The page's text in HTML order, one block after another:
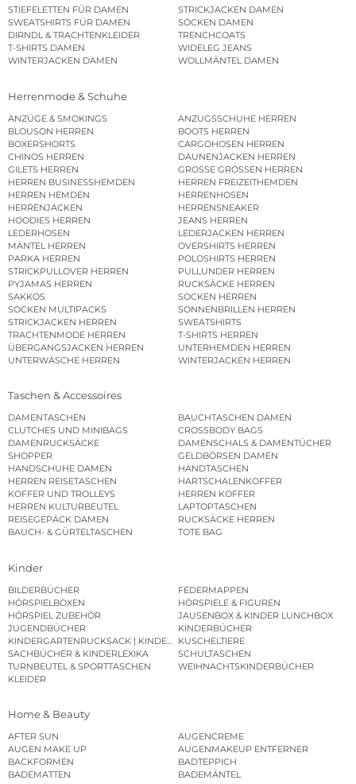
STIEFELETTEN FÜR DAMEN
STRICKJACKEN DAMEN
SWEATSHIRTS FÜR DAMEN
SOCKEN DAMEN
DIRNDL & TRACHTENKLEIDER
TRENCHCOATS
T-SHIRTS DAMEN
WIDELEG JEANS
WINTERJACKEN DAMEN
WOLLMÄNTEL DAMEN
Herrenmode & Schuhe
ANZÜGE & SMOKINGS
ANZUGSSCHUHE HERREN
BLOUSON HERREN
BOOTS HERREN
BOXERSHORTS
CARGOHOSEN HERREN
CHINOS HERREN
DAUNENJACKEN HERREN
GILETS HERREN
GROSSE GRÖSSEN HERREN
HERREN BUSINESSHEMDEN
HERREN FREIZEITHEMDEN
HERREN HEMDEN
HERRENHOSEN
HERRENJACKEN
HERRENSNEAKER
HOODIES HERREN
JEANS HERREN
LEDERHOSEN
LEDERJACKEN HERREN
MÄNTEL HERREN
OVERSHIRTS HERREN
PARKA HERREN
POLOSHIRTS HERREN
STRICKPULLOVER HERREN
PULLUNDER HERREN
PYJAMAS HERREN
RUCKSÄCKE HERREN
SAKKOS
SOCKEN HERREN
SOCKEN MULTIPACKS
SONNENBRILLEN HERREN
STRICKJACKEN HERREN
SWEATSHIRTS
TRACHTENMODE HERREN
T-SHIRTS HERREN
ÜBERGANGSJACKEN HERREN
UNTERHEMDEN HERREN
UNTERWÄSCHE HERREN
WINTERJACKEN HERREN
Taschen & Accessoires
DAMENTASCHEN
BAUCHTASCHEN DAMEN
CLUTCHES UND MINIBAGS
CROSSBODY BAGS
DAMENRUCKSÄCKE
DAMENSCHALS & DAMENTÜCHER
SHOPPER
GELDBÖRSEN DAMEN
HANDSCHUHE DAMEN
HANDTASCHEN
HERREN REISETASCHEN
HARTSCHALENKOFFER
KOFFER UND TROLLEYS
HERREN KOFFER
HERREN KULTURBEUTEL
LAPTOPTASCHEN
REISEGEPÄCK DAMEN
RUCKSÄCKE HERREN
BAUCH- & GÜRTELTASCHEN
TOTE BAG
Kinder
BILDERBÜCHER
FEDERMAPPEN
HÖRSPIELBOXEN
HÖRSPIELE & FIGUREN
HÖRSPIEL ZUBEHÖR
JAUSENBOX & KINDER LUNCHBOX
JUGENDBÜCHER
KINDERBÜCHER
KINDERGARTENRUCKSACK | KINDERGARTENBEUTEL
KUSCHELTIERE
SACHBÜCHER & KINDERLEXIKA
SCHULTASCHEN
TURNBEUTEL & SPORTTASCHEN
WEIHNACHTSKINDERBÜCHER
KLEIDER
Home & Beauty
AFTER SUN
AUGENCREME
AUGEN MAKE UP
AUGENMAKEUP ENTFERNER
BACKFORMEN
BADTEPPICH
BADEMATTEN
BADEMÄNTEL